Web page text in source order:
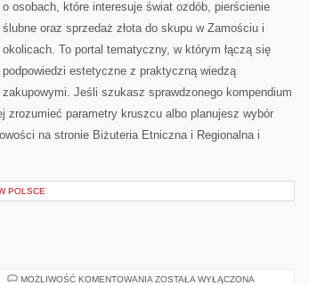
o osobach, które interesuje świat ozdób, pierścienie
ślubne oraz sprzedaż złota do skupu w Zamościu i
okolicach. To portal tematyczny, w którym łączą się
podpowiedzi estetyczne z praktyczną wiedzą
zakupowymi. Jeśli szukasz sprawdzonego kompendium
zrozumieć parametry kruszcu albo planujesz wybór
na stronie Biżuteria Etniczna i Regionalna i
POLSCE
MOŻLIWOŚĆ KOMENTOWANIA WIELKA
ZOSTAŁA WYŁĄCZONA